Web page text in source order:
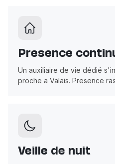
Presence
Un auxiliaire de vie dédié
proche a Valais. Presence
Veille de nuit